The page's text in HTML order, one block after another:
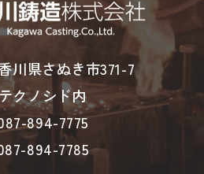
川県さぬき市371-7
クノシド内
894-7775
894-7785